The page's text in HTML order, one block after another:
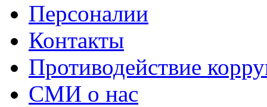
Персоналии
Контакты
Противодействие
СМИ о нас